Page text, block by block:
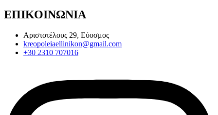
ΕΠΙΚΟΙΝΩΝΙΑ
Αριστοτέλους 29, Εύοσμος
kreopoleiaellinikon@gmail.com
+30 2310 707016